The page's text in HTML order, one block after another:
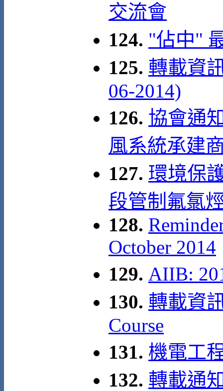
交流會
124. "佔中"
125. 轉載資
06-2014)
126. 協會通
風系統承建
127. 環境保
段管制氟氯
128.
October 2014
129. AIIB:
130. 轉載資
Course
131. 機電工
132. 轉載通